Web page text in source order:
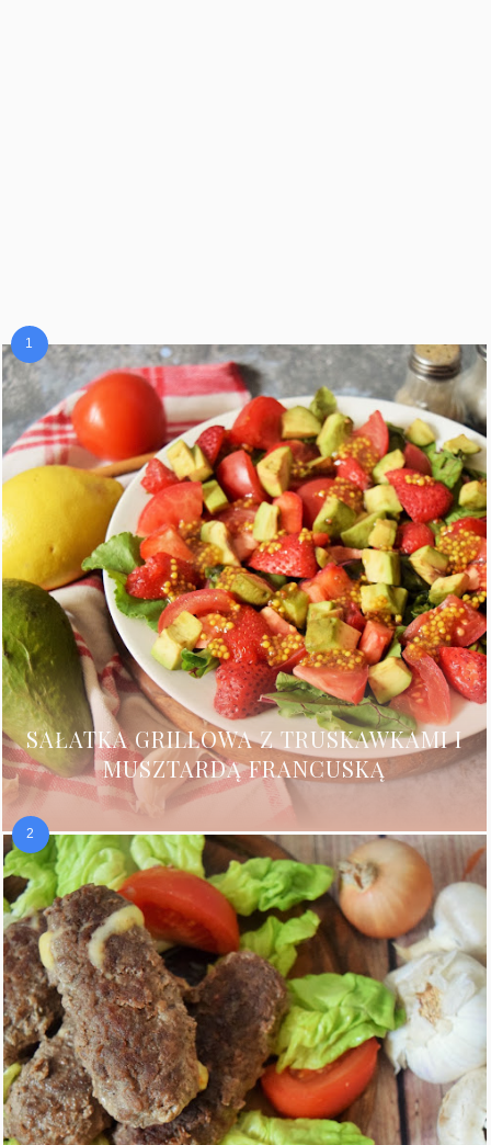
SAŁATKA GRILLOWA Z TRUSKAWKAMI I
MUSZTARDĄ FRANCUSKĄ